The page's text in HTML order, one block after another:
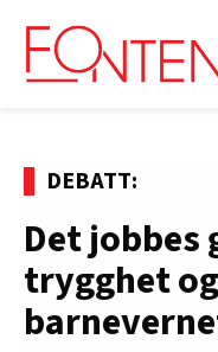
DEBATT:
Det jobbes
trygghet